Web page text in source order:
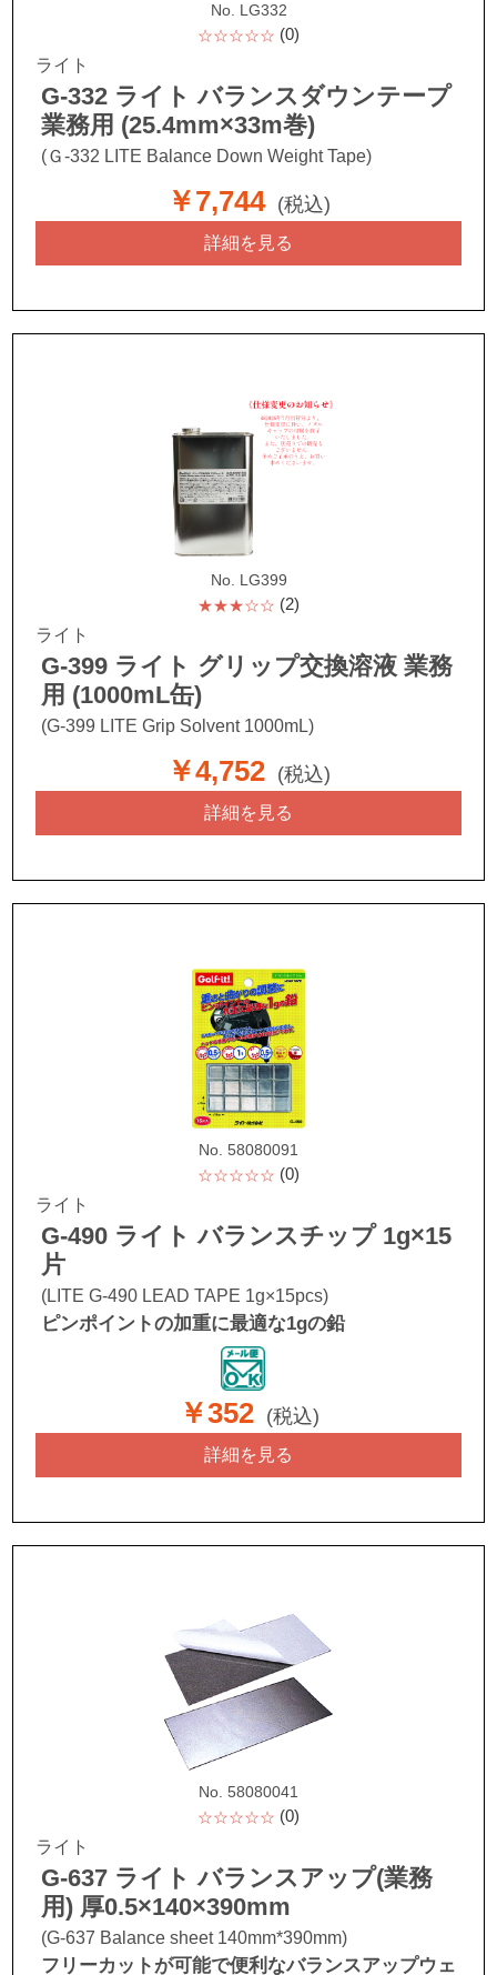
No. LG332
☆☆☆☆☆ (0)
ライト
G-332 ライト バランスダウンテープ
業務用 (25.4mm×33m巻)
(Ｇ-332 LITE Balance Down Weight Tape)
￥7,744 (税込)
詳細を見る
No. LG399
★★★☆☆ (2)
ライト
G-399 ライト グリップ交換溶液 業務
用 (1000mL缶)
(G-399 LITE Grip Solvent 1000mL)
￥4,752 (税込)
詳細を見る
No. 58080091
☆☆☆☆☆ (0)
ライト
G-490 ライト バランスチップ 1g×15
片
(LITE G-490 LEAD TAPE 1g×15pcs)
ピンポイントの加重に最適な1gの鉛
￥352 (税込)
詳細を見る
No. 58080041
☆☆☆☆☆ (0)
ライト
G-637 ライト バランスアップ(業務
用) 厚0.5×140×390mm
(G-637 Balance sheet 140mm*390mm)
フリーカットが可能で便利なバランスアップウェ